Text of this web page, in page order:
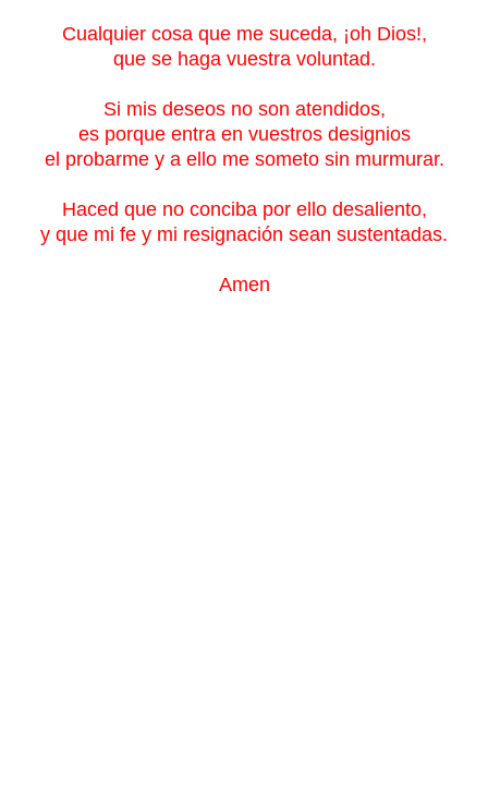
Cualquier cosa que me suceda, ¡oh Dios!,
que se haga vuestra voluntad.
Si mis deseos no son atendidos,
es porque entra en vuestros designios
el probarme y a ello me someto sin murmurar.
Haced que no conciba por ello desaliento,
y que mi fe y mi resignación sean sustentadas.
Amen